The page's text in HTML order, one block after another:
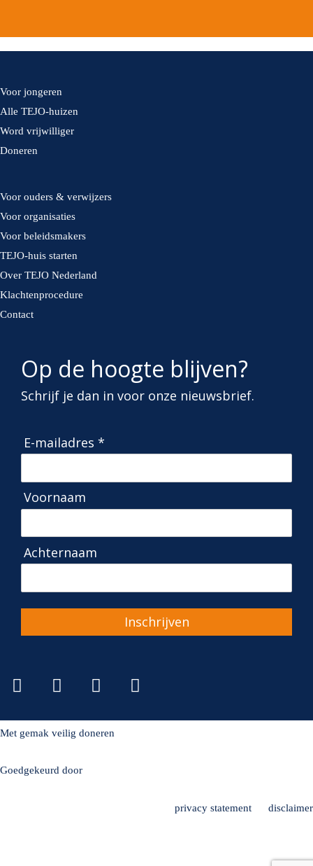
Voor jongeren
Alle TEJO-huizen
Word vrijwilliger
Doneren
Voor ouders & verwijzers
Voor organisaties
Voor beleidsmakers
TEJO-huis starten
Over TEJO Nederland
Klachtenprocedure
Contact
Op de hoogte blijven?
Schrijf je dan in voor onze nieuwsbrief.
E-mailadres *
Voornaam
Achternaam
Inschrijven
Met gemak veilig doneren
Goedgekeurd door
privacy statement disclaimer